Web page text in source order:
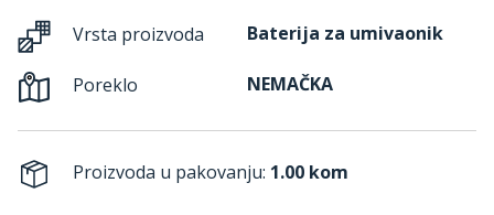
Vrsta proizvoda Baterija za umivaonik
Poreklo NEMAČKA
Proizvoda u pakovanju: 1.00 kom